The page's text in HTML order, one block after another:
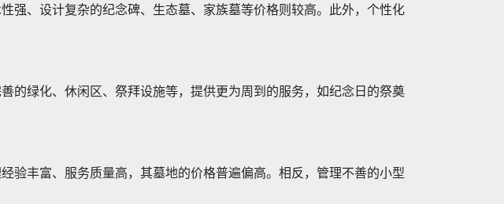
强、设计复杂的纪念碑、生态墓、家族墓等价格则较高。此外，个性化
的绿化、休闲区、祭拜设施等，提供更为周到的服务，如纪念日的祭奠
验丰富、服务质量高，其墓地的价格普遍偏高。相反，管理不善的小型